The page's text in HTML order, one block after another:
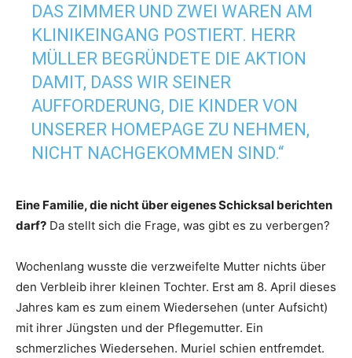
DAS ZIMMER UND ZWEI WAREN AM
KLINIKEINGANG POSTIERT. HERR
MÜLLER BEGRÜNDETE DIE AKTION
DAMIT, DASS WIR SEINER
AUFFORDERUNG, DIE KINDER VON
UNSERER HOMEPAGE ZU NEHMEN,
NICHT NACHGEKOMMEN SIND.“
Eine Familie, die nicht über eigenes Schicksal berichten
darf? Da stellt sich die Frage, was gibt es zu verbergen?
Wochenlang wusste die verzweifelte Mutter nichts über
den Verbleib ihrer kleinen Tochter. Erst am 8. April dieses
Jahres kam es zum einem Wiedersehen (unter Aufsicht)
mit ihrer Jüngsten und der Pflegemutter. Ein
schmerzliches Wiedersehen. Muriel schien entfremdet.